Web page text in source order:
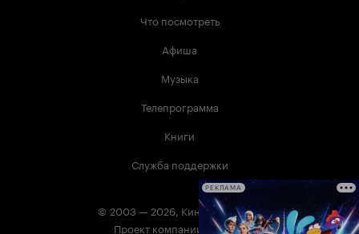
Что посмотреть
Афиша
Музыка
Телепрограмма
Книги
Служба поддержки
© 2003 — 2026, Кинопоиск 18+
Проект компании
РЕКЛАМА